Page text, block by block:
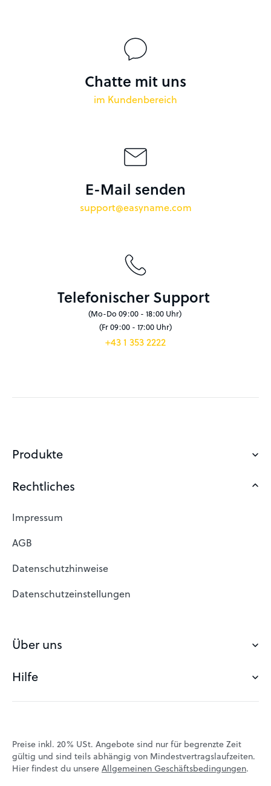
Chatte mit uns
im Kundenbereich
E-Mail senden
support@easyname.com
Telefonischer Support
(Mo-Do 09:00 - 18:00 Uhr)
(Fr 09:00 - 17:00 Uhr)
+43 1 353 2222
Produkte
Domain sichern
Eigene Domain
Domain Suche
Domain reservieren
Freie Domains
Webhosting Österreich
Rechtliches
Impressum
AGB
Datenschutzhinweise
Datenschutzeinstellungen
Über uns
Über easyname
Kundenerfahrungen
Blog
Hilfe
Kontakt
Preise inkl. 20% USt. Angebote sind nur für begrenzte Zeit
gültig und sind teils abhängig von Mindestvertragslaufzeiten.
Hier findest du unsereAllgemeinen Geschäftsbedingungen.